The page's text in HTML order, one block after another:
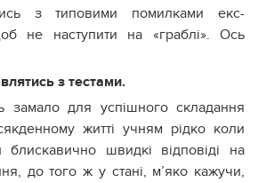
з типовими помилками екс-
не наступити на «граблі». Ось
з тестами.
для успішного складання
житті учням рідко коли
блискавично швидкі відповіді на
до того ж у стані, м’яко кажучи,